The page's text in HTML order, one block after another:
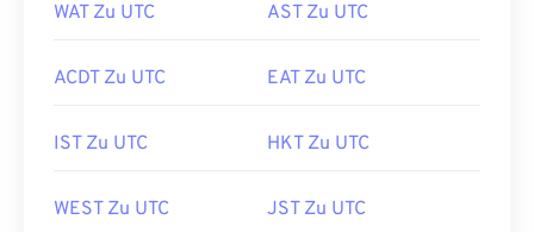
WAT Zu UTC AST Zu UTC
ACDT Zu UTC EAT Zu UTC
IST Zu UTC HKT Zu UTC
WEST Zu UTC JST Zu UTC